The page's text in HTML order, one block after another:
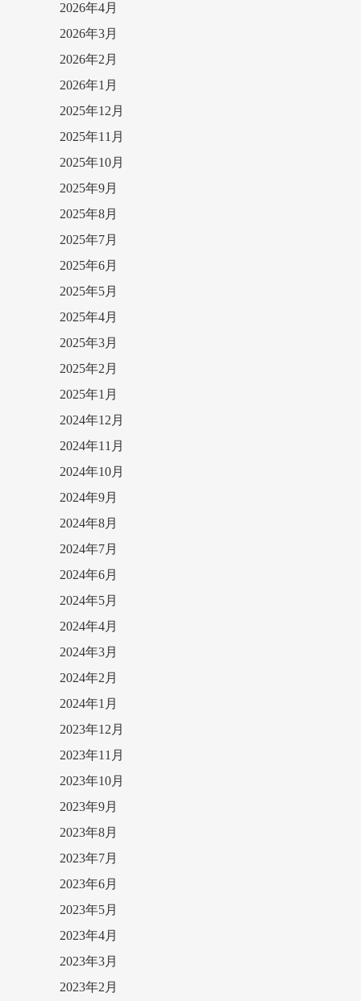
2026年4月
2026年3月
2026年2月
2026年1月
2025年12月
2025年11月
2025年10月
2025年9月
2025年8月
2025年7月
2025年6月
2025年5月
2025年4月
2025年3月
2025年2月
2025年1月
2024年12月
2024年11月
2024年10月
2024年9月
2024年8月
2024年7月
2024年6月
2024年5月
2024年4月
2024年3月
2024年2月
2024年1月
2023年12月
2023年11月
2023年10月
2023年9月
2023年8月
2023年7月
2023年6月
2023年5月
2023年4月
2023年3月
2023年2月